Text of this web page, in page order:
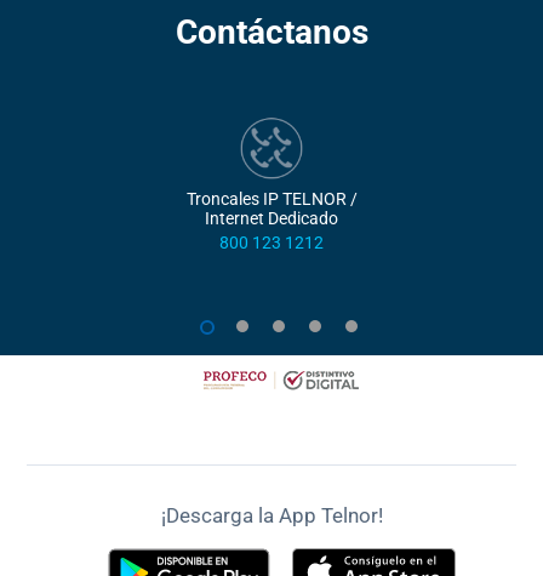
Contáctanos
Troncales IP TELNOR /
Internet Dedicado
800 123 1212
1
¡Descarga la App Telnor!